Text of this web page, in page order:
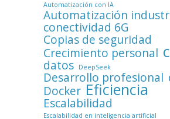
Automatización con IA
Automatización
conectividad 6G
Copias de seguridad
Crecimiento personal
datos DeepSeek
Desarrollo profesional
Docker Eficiencia
Escalabilidad
Escalabilidad en inteligencia artificial